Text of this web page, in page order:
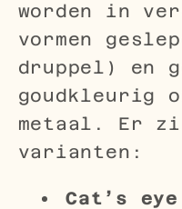
worden in
vormen
druppel) en
goudkleurig
metaal. Er
varianten:
Cat’s